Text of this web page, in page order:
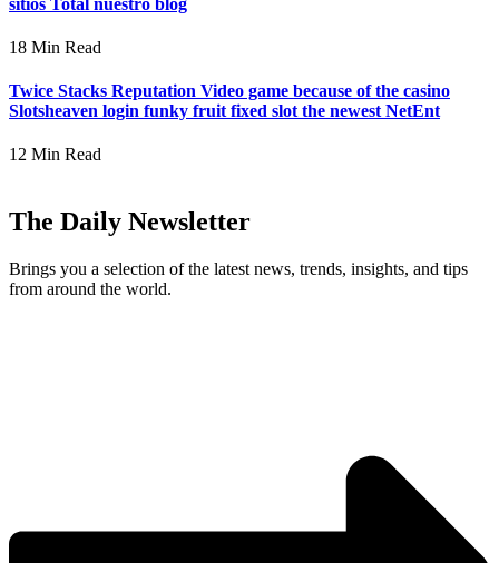
18 Min Read
Twice Stacks Reputation Video game because of the casino
Slotsheaven login funky fruit fixed slot the newest NetEnt
12 Min Read
The Daily Newsletter
Brings you a selection of the latest news, trends, insights, and tips
from around the world.